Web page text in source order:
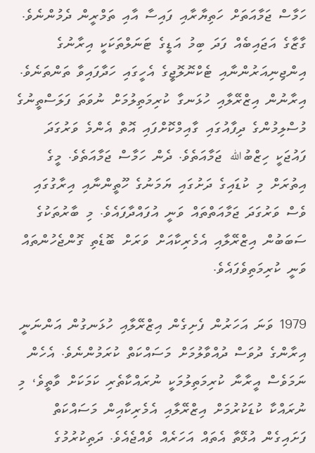
ހަމާސް ޖަމާއަތަށް ހަތިޔާރާއި ފައިސާ އާއި ތަމްރީން ދެމުންނެވެ.
ގާޒާގެ އަޖައިބެއް ފަދަ ބިމު އަޑީގެ ޓަނަލްތަކަކީ އިރާނުގެ
އިންޖިނިއަރުންނާއި ޓެކްނޮލޮޖީގެ އެހީގައި ހަދާފައިވާ ތަންތަނެވެ.
އިރާނުން އިޒްރޭލާއި ހުޅަނގާ ކުރިމަތިލުމަށް ނުވަތަ ފަލަސްތީނުގެ
މުސްލިމުންގެ ދިފާއުގައި ގާއިމްކޮށްފައި އޮތް އެންމެ ވަރުގަދަ
ފައުޖަކީ ހިޒްބުﷲ ޖަމާއަތެވެ. ދެން ހަމާސް ޖަމާއަތެވެ. މީގެ
އިތުރަށް މި ކުޑައިގެ ދަށުގައި ޔަމަނުގެ ހޫތީންނާއި އިރާގުގައި
ވެސް ވަރުގަދަ ޖަމާއަތްތައް ވަނީ އުފައްދާފައެވެ. މި ބާރުތަކުގެ
ސަބަބުން އިޒްރޭލާއި އެމެރިކާއަށް ވަރަށް ބޮޑެތި ގޮންޖެހުންތައް
ވަނީ ކުރިމަތިވެފައެވެ.
1979 ވަނަ އަހަރުން ފެށިގެން އިޒްރޭލާއި ހުޅަނގުން އަންނަނީ
އިރާންގެ ދުވަސް ދުއްވާލުމަށް މަސައްކަތް ކުރަމުންނެވެ. އެހެން
ނަމަވެސް އީރާނާ ކުރިމަތިލުމަކީ ނުރައްކާތެރި ކަމަކަށް ވާތީވެ، މި
ނުރައްކާ ކުޑަކުރުމަށް އިޒްރޭލާއި އެމެރިކާއިން މަސައްކަތް
ފަށައިގެން އުޅޭތާ އެތައް އަހަރެއް ވެއްޖެއެވެ. ދަތިކުރުމުގެ